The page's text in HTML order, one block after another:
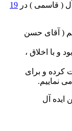
آل ( قاسمی ) در 19
( آقای حسن
و با اخلاق ،
کرده و برای
نماییم.
ایده آل